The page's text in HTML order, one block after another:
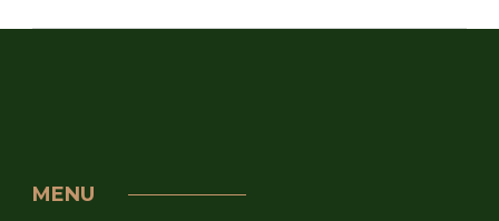
MENU